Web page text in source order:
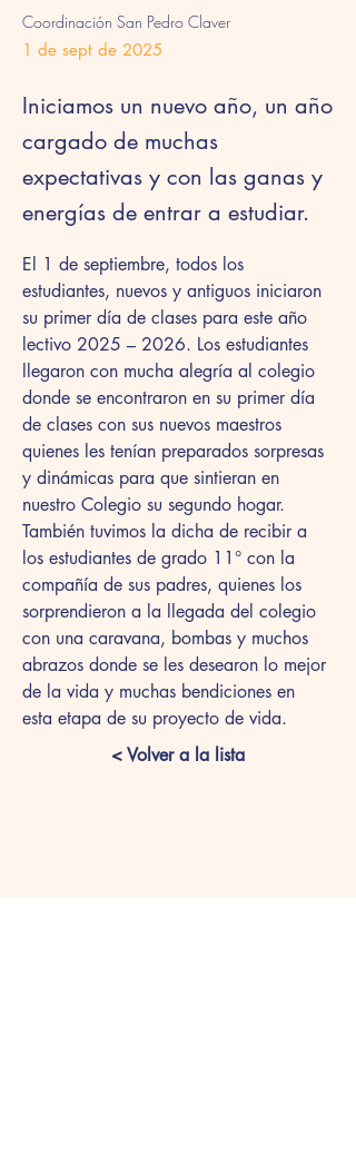
Coordinación San Pedro Claver
1 de sept de 2025
Iniciamos un nuevo año, un año
cargado de muchas
expectativas y con las ganas y
energías de entrar a estudiar.
El 1 de septiembre, todos los
estudiantes, nuevos y antiguos iniciaron
su primer día de clases para este año
lectivo 2025 – 2026. Los estudiantes
llegaron con mucha alegría al colegio
donde se encontraron en su primer día
de clases con sus nuevos maestros
quienes les tenían preparados sorpresas
y dinámicas para que sintieran en
nuestro Colegio su segundo hogar.
También tuvimos la dicha de recibir a
los estudiantes de grado 11° con la
compañía de sus padres, quienes los
sorprendieron a la llegada del colegio
con una caravana, bombas y muchos
abrazos donde se les desearon lo mejor
de la vida y muchas bendiciones en
esta etapa de su proyecto de vida.
< Volver a la lista